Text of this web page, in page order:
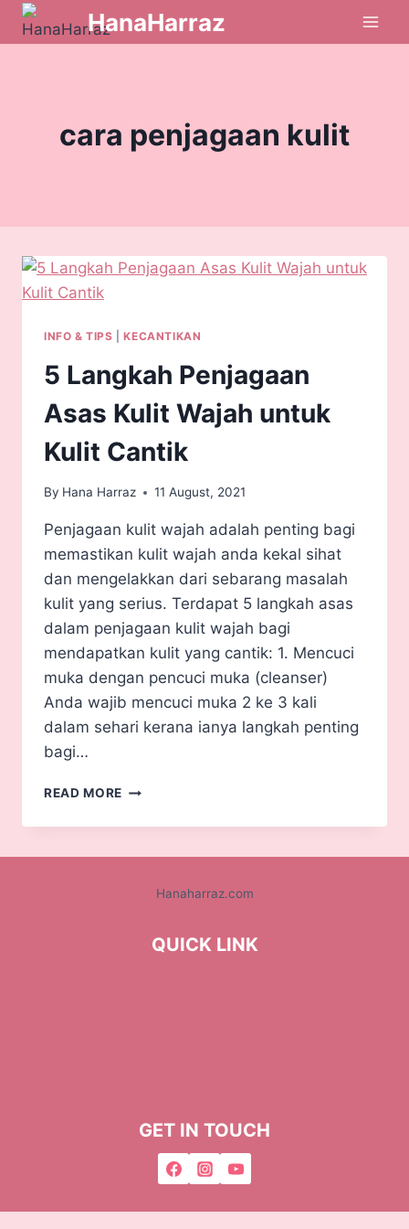
HanaHarraz
cara penjagaan kulit
INFO & TIPS |KECANTIKAN
5 Langkah Penjagaan
Asas Kulit Wajah untuk
Kulit Cantik
By Hana Harraz 11 August, 2021
Penjagaan kulit wajah adalah penting bagi
memastikan kulit wajah anda kekal sihat
dan mengelakkan dari sebarang masalah
kulit yang serius. Terdapat 5 langkah asas
dalam penjagaan kulit wajah bagi
mendapatkan kulit yang cantik: 1. Mencuci
muka dengan pencuci muka (cleanser)
Anda wajib mencuci muka 2 ke 3 kali
dalam sehari kerana ianya langkah penting
bagi…
READ MORE
Hanaharraz.com
QUICK LINK
GET IN TOUCH